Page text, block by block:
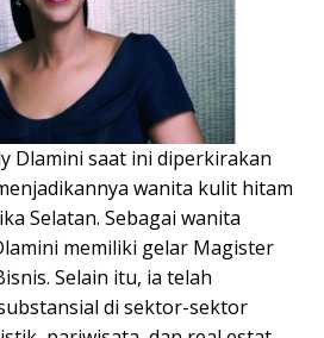
Dlamini saat ini diperkirakan
wanita kulit hitam
Selatan. Sebagai wanita
memiliki gelar Magister
Selain itu, ia telah
di sektor-sektor